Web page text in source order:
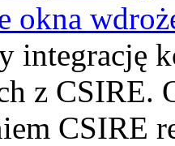
okna
integrację
z CSIRE.
CSIRE